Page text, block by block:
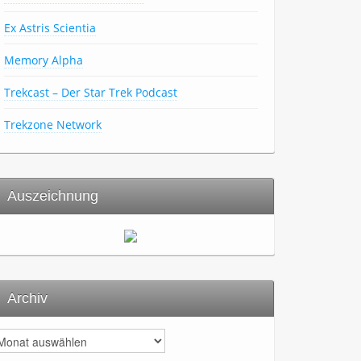
Ex Astris Scientia
Memory Alpha
Trekcast – Der Star Trek Podcast
Trekzone Network
Auszeichnung
Archiv